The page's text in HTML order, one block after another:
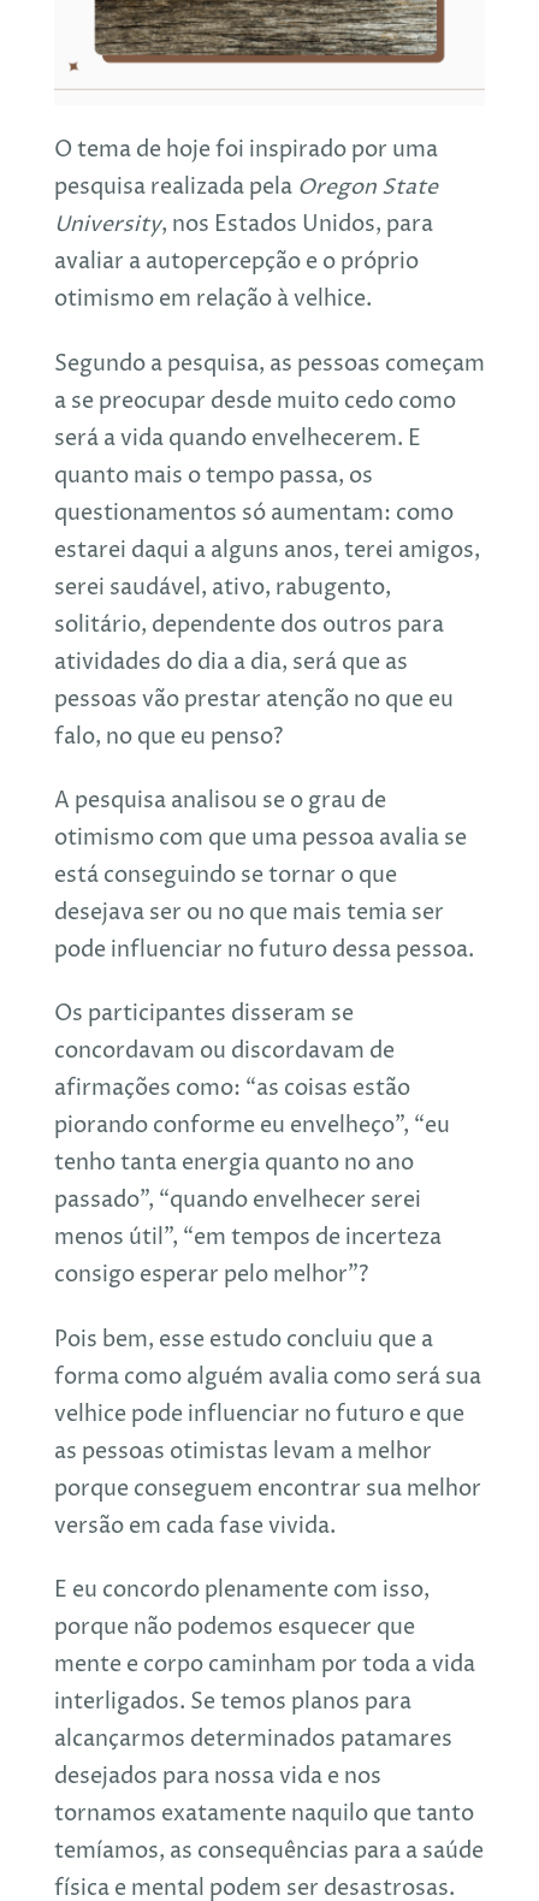
O tema de hoje foi inspirado por uma
pesquisa realizada pela Oregon State
University, nos Estados Unidos, para
avaliar a autopercepção e o próprio
otimismo em relação à velhice.
Segundo a pesquisa, as pessoas começam
a se preocupar desde muito cedo como
será a vida quando envelhecerem. E
quanto mais o tempo passa, os
questionamentos só aumentam: como
estarei daqui a alguns anos, terei amigos,
serei saudável, ativo, rabugento,
solitário, dependente dos outros para
atividades do dia a dia, será que as
pessoas vão prestar atenção no que eu
falo, no que eu penso?
A pesquisa analisou se o grau de
otimismo com que uma pessoa avalia se
está conseguindo se tornar o que
desejava ser ou no que mais temia ser
pode influenciar no futuro dessa pessoa.
Os participantes disseram se
concordavam ou discordavam de
afirmações como: “as coisas estão
piorando conforme eu envelheço”, “eu
tenho tanta energia quanto no ano
passado”, “quando envelhecer serei
menos útil”, “em tempos de incerteza
consigo esperar pelo melhor”?
Pois bem, esse estudo concluiu que a
forma como alguém avalia como será sua
velhice pode influenciar no futuro e que
as pessoas otimistas levam a melhor
porque conseguem encontrar sua melhor
versão em cada fase vivida.
E eu concordo plenamente com isso,
porque não podemos esquecer que
mente e corpo caminham por toda a vida
interligados. Se temos planos para
alcançarmos determinados patamares
desejados para nossa vida e nos
tornamos exatamente naquilo que tanto
temíamos, as consequências para a saúde
física e mental podem ser desastrosas.